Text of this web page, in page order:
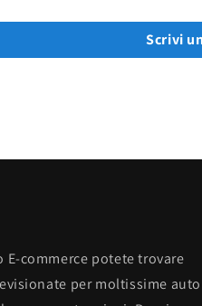
Scrivi
E-commerce potete trovare
per moltissime auto